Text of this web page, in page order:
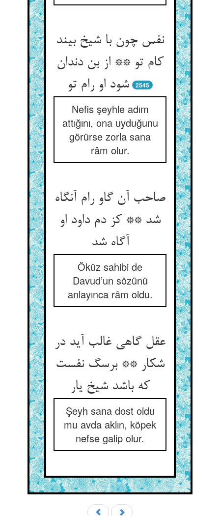
نفس چون با شیخ بیند
کام تو ** از بن دندان
شود او رام تو
2545
Nefis şeyhle adım
attığını, ona uyduğunu
görürse zorla sana
râm olur.
صاحب آن گاو رام آنگاه
شد ** کز دم داود او
آگاه شد
Öküz sahibi de
Davud’un sözünü
anlayınca râm oldu.
عقل گاهی غالب آید در
شکار ** برسگ نفست
که باشد شیخ یار
Şeyh sana dost oldu
mu avda aklın, köpek
nefse galip olur.